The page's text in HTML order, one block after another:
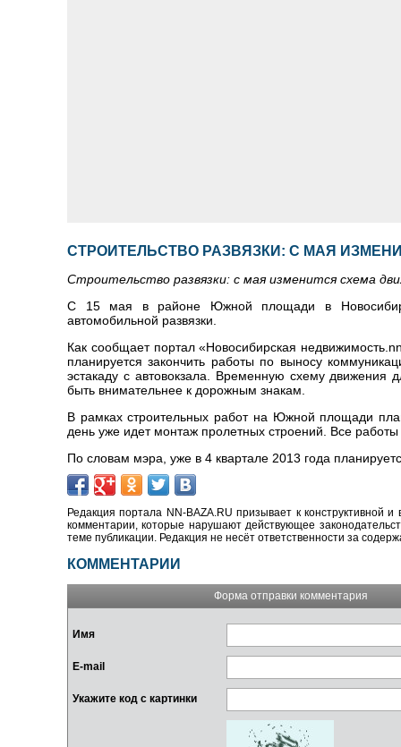
СТРОИТЕЛЬСТВО РАЗВЯЗКИ: С МАЯ
Строительство развязки: с мая изменится схема
С 15 мая в районе Южной площади в
автомобильной развязки.
Как сообщает портал «Новосибирская
планируется закончить работы по выносу
эстакаду с автовокзала. Временную схему
быть внимательнее к дорожным знакам.
В рамках строительных работ на Южной площади
день уже идет монтаж пролетных строений. Все работы
По словам мэра, уже в 4 квартале 2013 года
Редакция портала NN-BAZA.RU призывает к конструктивной
комментарии, которые нарушают действующее
теме публикации. Редакция не несёт ответственности за
КОММЕНТАРИИ
Форма отправки комментария
Имя
E-mail
Укажите код с картинки